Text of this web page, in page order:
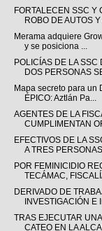
FORTALECEN SSC Y
ROBO DE AUTOS Y
Merama adquiere
y se posiciona ...
POLICÍAS DE LA SSC
DOS PERSONAS
Mapa secreto para un
ÉPICO: Aztlán Pa...
AGENTES DE LA
CUMPLIMENTAN
EFECTIVOS DE LA
A TRES
POR FEMINICIDIO
TECÁMAC,
DERIVADO DE
INVESTIGACIÓN E
TRAS EJECUTAR
CATEO EN LA